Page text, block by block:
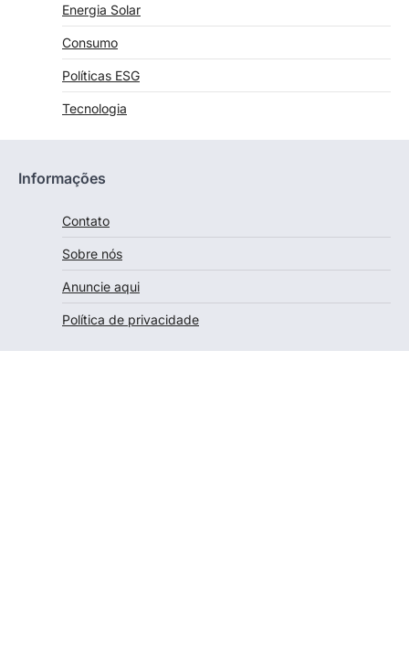
Energia Solar
Consumo
Políticas ESG
Tecnologia
Informações
Contato
Sobre nós
Anuncie aqui
Política de privacidade